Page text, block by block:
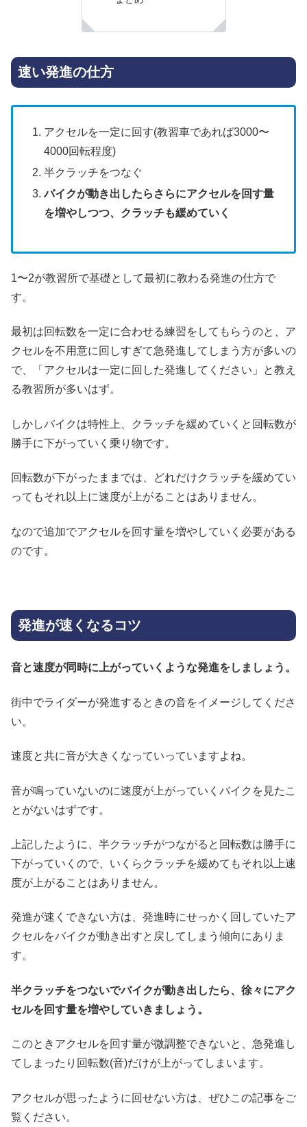
速い発進の仕方
アクセルを一定に回す(教習車であれば3000〜
4000回転程度)
半クラッチをつなぐ
バイクが動き出したらさらにアクセルを回す量
を増やしつつ、クラッチも緩めていく
1〜2が教習所で基礎として最初に教わる発進の仕方で
す。
最初は回転数を一定に合わせる練習をしてもらうのと、ア
クセルを不用意に回しすぎて急発進してしまう方が多いの
で、「アクセルは一定に回した発進してください」と教え
る教習所が多いはず。
しかしバイクは特性上、クラッチを緩めていくと回転数が
勝手に下がっていく乗り物です。
回転数が下がったままでは、どれだけクラッチを緩めてい
ってもそれ以上に速度が上がることはありません。
なので追加でアクセルを回す量を増やしていく必要がある
のです。
発進が速くなるコツ
音と速度が同時に上がっていくような発進をしましょう。
街中でライダーが発進するときの音をイメージしてくださ
い。
速度と共に音が大きくなっていっていますよね。
音が鳴っていないのに速度が上がっていくバイクを見たこ
とがないはずです。
上記したように、半クラッチがつながると回転数は勝手に
下がっていくので、いくらクラッチを緩めてもそれ以上速
度が上がることはありません。
発進が速くできない方は、発進時にせっかく回していたア
クセルをバイクが動き出すと戻してしまう傾向にありま
す。
半クラッチをつないでバイクが動き出したら、徐々にアク
セルを回す量を増やしていきましょう。
このときアクセルを回す量が微調整できないと、急発進し
てしまったり回転数(音)だけが上がってしまいます。
アクセルが思ったように回せない方は、ぜひこの記事をご
覧ください。